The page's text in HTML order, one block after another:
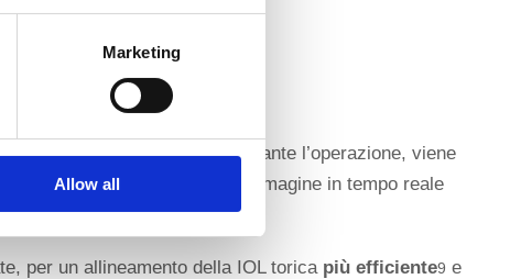
Marketing
Allow all
ZEISS Cataract Suite. Durante l’operazione, viene
per confrontarla con l’immagine in tempo reale
per un allineamento della IOL torica più efficiente9 e